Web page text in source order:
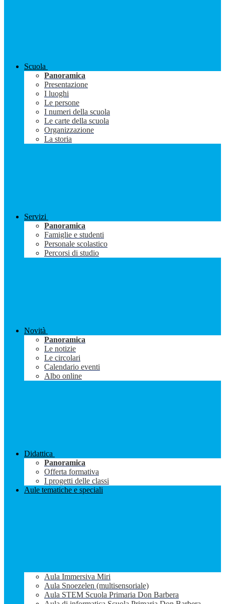
Scuola
Panoramica
Presentazione
I luoghi
Le persone
I numeri della scuola
Le carte della scuola
Organizzazione
La storia
Servizi
Panoramica
Famiglie e studenti
Personale scolastico
Percorsi di studio
Novità
Panoramica
Le notizie
Le circolari
Calendario eventi
Albo online
Didattica
Panoramica
Offerta formativa
I progetti delle classi
Aule tematiche e speciali
Aula Immersiva Miri
Aula Snoezelen (multisensoriale)
Aula STEM Scuola Primaria Don Barbera